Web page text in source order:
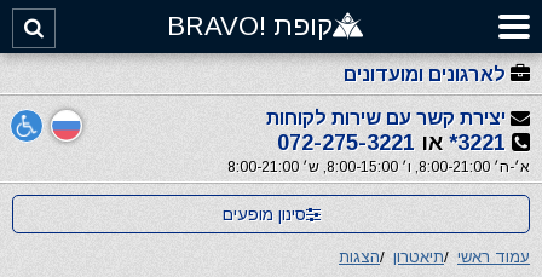
קופת !BRAVO
לארגונים ומועדונים
יצירת קשר עם שירות לקוחות
3221* או 072-275-3221
א׳-ה׳ 8:00-21:00, ו׳ 8:00-15:00, ש׳ 8:00-21:00
סינון מופעים
עמוד ראשי /תיאטרון /הצגות